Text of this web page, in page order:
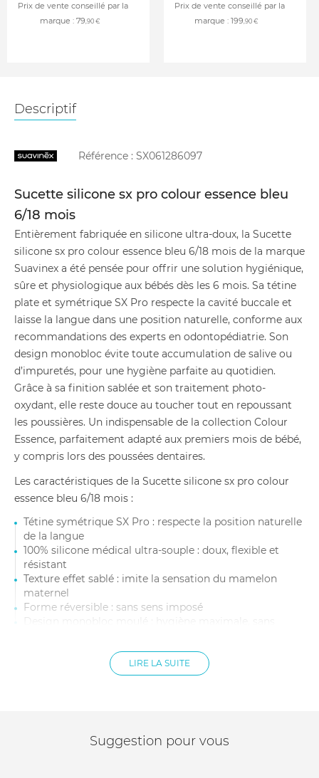
Prix de vente conseillé par la
marque : 79,90 €
Prix de vente conseillé par la
marque : 199,90 €
Descriptif
Référence : SX061286097
Sucette silicone sx pro colour essence bleu
6/18 mois
Entièrement fabriquée en silicone ultra-doux, la Sucette
silicone sx pro colour essence bleu 6/18 mois de la marque
Suavinex a été pensée pour offrir une solution hygiénique,
sûre et physiologique aux bébés dès les 6 mois. Sa tétine
plate et symétrique SX Pro respecte la cavité buccale et
laisse la langue dans une position naturelle, conforme aux
recommandations des experts en odontopédiatrie. Son
design monobloc évite toute accumulation de salive ou
d’impuretés, pour une hygiène parfaite au quotidien.
Grâce à sa finition sablée et son traitement photo-
oxydant, elle reste douce au toucher tout en repoussant
les poussières. Un indispensable de la collection Colour
Essence, parfaitement adapté aux premiers mois de bébé,
y compris lors des poussées dentaires.
Les caractéristiques de la Sucette silicone sx pro colour
essence bleu 6/18 mois :
Tétine symétrique SX Pro : respecte la position naturelle
de la langue
100% silicone médical ultra-souple : doux, flexible et
résistant
Texture effet sablé : imite la sensation du mamelon
maternel
Forme réversible : sans sens imposé
Design monobloc moulé : hygiène maximale, sans
Idéale pour les bébés sensibles ou en phase de poussées
Traitement photo-oxydant : limite l’adhérence des
LIRE LA SUITE
Suggestion pour vous